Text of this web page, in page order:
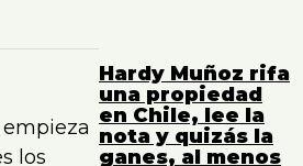
los
Hardy Muñoz rifa
una propiedad
en Chile, lee la
nota y quizás la
ganes, al menos